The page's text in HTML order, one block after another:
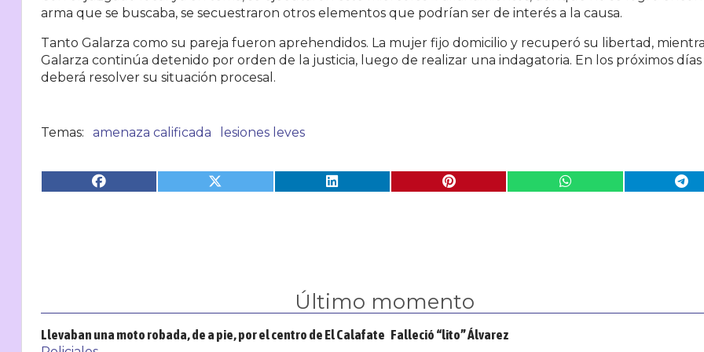
arma que se buscaba, se secuestraron otros elementos que podrían ser de interés a la causa.
Tanto Galarza como su pareja fueron aprehendidos. La mujer fijo domicilio y recuperó su libertad,
Galarza continúa detenido por orden de la justicia, luego de realizar una indagatoria. En los próximos días
deberá resolver su situación procesal.
amenaza calificada lesiones leves
Último momento
Llevaban una moto robada, de a pie, por el centro de El Calafate Falleció “lito” Álvarez